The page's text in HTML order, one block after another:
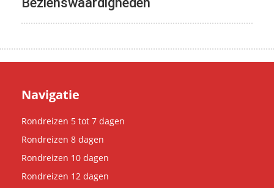
Navigatie
Rondreizen 5 tot 7 dagen
Rondreizen 8 dagen
Rondreizen 10 dagen
Rondreizen 12 dagen